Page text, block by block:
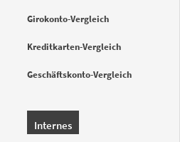
Girokonto-Vergleich
Kreditkarten-Vergleich
Geschäftskonto-Vergleich
Internes